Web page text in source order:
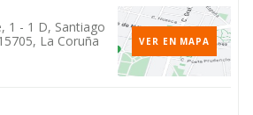
1 - 1 D, Santiago
La Coruña
VER EN MAPA